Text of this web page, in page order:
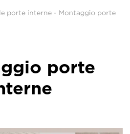
porte interne - Montaggio porte
porte